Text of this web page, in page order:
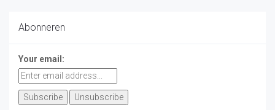
Abonneren
Your email: